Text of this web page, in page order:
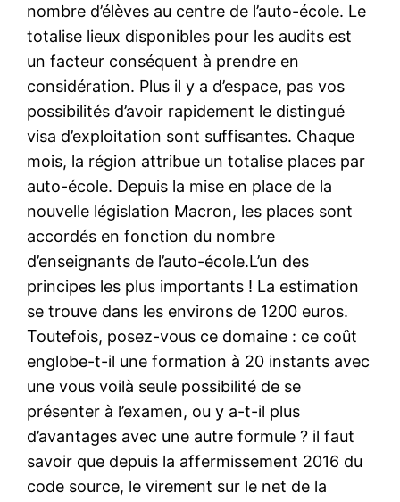
nombre d’élèves au centre de l’auto-école. Le
totalise lieux disponibles pour les audits est
un facteur conséquent à prendre en
considération. Plus il y a d’espace, pas vos
possibilités d’avoir rapidement le distingué
visa d’exploitation sont suffisantes. Chaque
mois, la région attribue un totalise places par
auto-école. Depuis la mise en place de la
nouvelle législation Macron, les places sont
accordés en fonction du nombre
d’enseignants de l’auto-école.L’un des
principes les plus importants ! La estimation
se trouve dans les environs de 1200 euros.
Toutefois, posez-vous ce domaine : ce coût
englobe-t-il une formation à 20 instants avec
une vous voilà seule possibilité de se
présenter à l’examen, ou y a-t-il plus
d’avantages avec une autre formule ? il faut
savoir que depuis la affermissement 2016 du
code source, le virement sur le net de la